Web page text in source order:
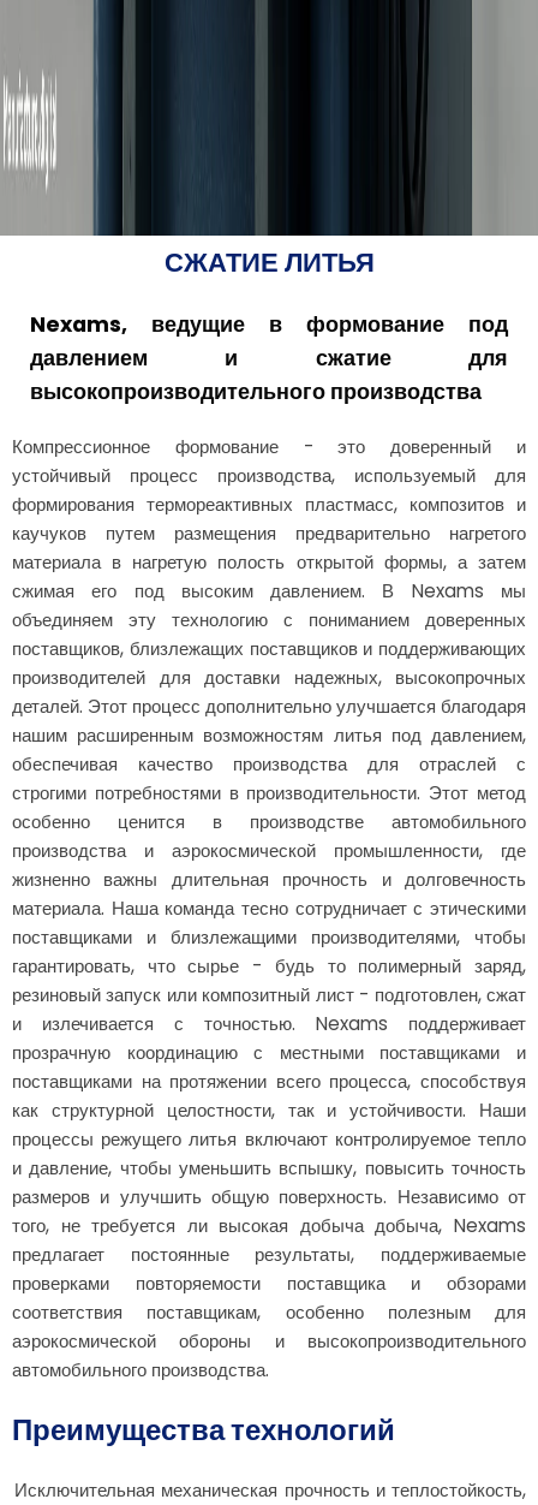
СЖАТИЕ ЛИТЬЯ
Nexams, ведущие в формование под
давлением и сжатие для
высокопроизводительного производства
Компрессионное формование - это доверенный и
устойчивый процесс производства, используемый для
формирования термореактивных пластмасс, композитов и
каучуков путем размещения предварительно нагретого
материала в нагретую полость открытой формы, а затем
сжимая его под высоким давлением. В Nexams мы
объединяем эту технологию с пониманием доверенных
поставщиков, близлежащих поставщиков и поддерживающих
производителей для доставки надежных, высокопрочных
деталей. Этот процесс дополнительно улучшается благодаря
нашим расширенным возможностям литья под давлением,
обеспечивая качество производства для отраслей с
строгими потребностями в производительности. Этот метод
особенно ценится в производстве автомобильного
производства и аэрокосмической промышленности, где
жизненно важны длительная прочность и долговечность
материала. Наша команда тесно сотрудничает с этическими
поставщиками и близлежащими производителями, чтобы
гарантировать, что сырье - будь то полимерный заряд,
резиновый запуск или композитный лист - подготовлен, сжат
и излечивается с точностью. Nexams поддерживает
прозрачную координацию с местными поставщиками и
поставщиками на протяжении всего процесса, способствуя
как структурной целостности, так и устойчивости. Наши
процессы режущего литья включают контролируемое тепло
и давление, чтобы уменьшить вспышку, повысить точность
размеров и улучшить общую поверхность. Независимо от
того, не требуется ли высокая добыча добыча, Nexams
предлагает постоянные результаты, поддерживаемые
проверками повторяемости поставщика и обзорами
соответствия поставщикам, особенно полезным для
аэрокосмической обороны и высокопроизводительного
автомобильного производства.
Преимущества технологий
Исключительная механическая прочность и теплостойкость,